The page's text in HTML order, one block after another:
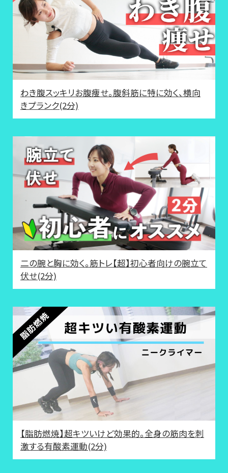
わき腹スッキリお腹痩せ。腹斜筋に特に効く、横向
きプランク(2分)
二の腕と胸に効く。筋トレ【超】初心者向けの腕立て
伏せ(2分)
【脂肪燃焼】超キツいけど効果的。全身の筋肉を刺
激する有酸素運動(2分)